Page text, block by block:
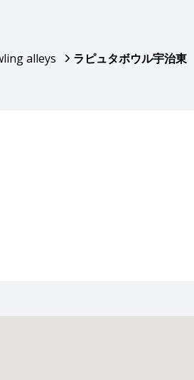
alleys ラピュタボウル宇治東